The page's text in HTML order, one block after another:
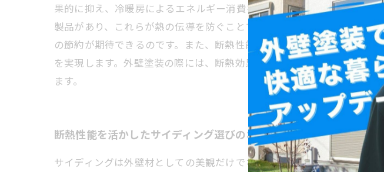
果的に抑え、冷暖房によるエネルギー消費を削減できます。具体的に
製品があり、これらが熱の伝導を防ぐことで室内の快適な温度維持に
の節約が期待できるのです。また、断熱性能の優れたサイディングを
を実現します。外壁塗装の際には、断熱効果を持つサイディングと適
ます。
断熱性能を活かしたサイディング選びのポイントと注意点
サイディングは外壁材としての美観だけでなく、断熱性能においても